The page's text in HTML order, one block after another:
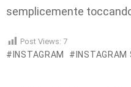
semplicemente
Post Views: 7
INSTAGRAM INSTAGRAM